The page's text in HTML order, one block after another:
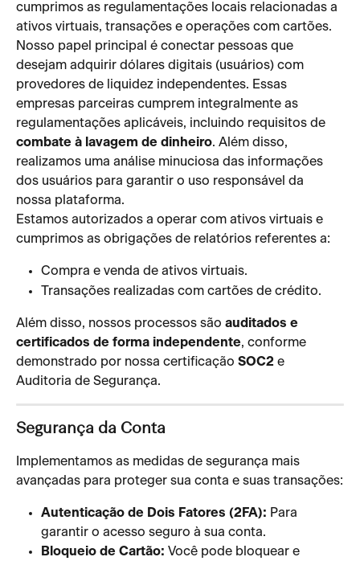
cumprimos as regulamentações locais relacionadas a
ativos virtuais, transações e operações com cartões.
Nosso papel principal é conectar pessoas que
desejam adquirir dólares digitais (usuários) com
provedores de liquidez independentes. Essas
empresas parceiras cumprem integralmente as
regulamentações aplicáveis, incluindo requisitos de
combate à lavagem de dinheiro. Além disso,
realizamos uma análise minuciosa das informações
dos usuários para garantir o uso responsável da
nossa plataforma.
Estamos autorizados a operar com ativos virtuais e
cumprimos as obrigações de relatórios referentes a:
Compra e venda de ativos virtuais.
Transações realizadas com cartões de crédito.
Além disso, nossos processos são auditados e
certificados de forma independente, conforme
demonstrado por nossa certificação SOC2 e
Auditoria de Segurança.
Segurança da Conta
Implementamos as medidas de segurança mais
avançadas para proteger sua conta e suas transações:
Autenticação de Dois Fatores (2FA): Para
garantir o acesso seguro à sua conta.
Bloqueio de Cartão: Você pode bloquear e